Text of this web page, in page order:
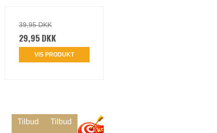
39,95 DKK
29,95 DKK
VIS PRODUKT
Tilbud Tilbud